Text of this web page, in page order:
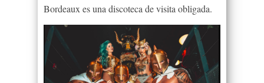
Bordeaux es una discoteca de visita obligada.